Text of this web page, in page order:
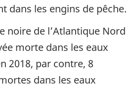
dans les engins de pêche.
noire de l’Atlantique Nord
morte dans les eaux
2018, par contre, 8
dans les eaux